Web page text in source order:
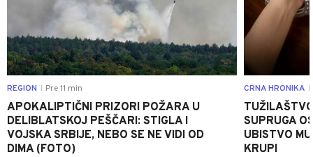
REGION Pre 11 min
APOKALIPTIČNI PRIZORI POŽARA U
DELIBLATSKOJ PEŠČARI: STIGLA I
VOJSKA SRBIJE, NEBO SE NE VIDI OD
DIMA (FOTO)
CRNA HRONIKA
SUPRUGA
UBISTVO
KRUPI